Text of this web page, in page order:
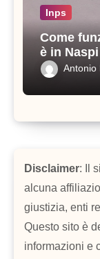
Inps
Come
è in Naspi
Antonio
Disclaimer: Il
alcuna
giustizia, enti
Questo sito è
informazioni e